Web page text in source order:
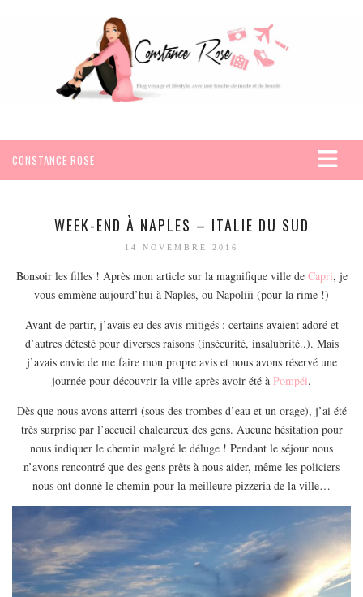
CONSTANCE ROSE
VOYAGES
SEYCHELLES
AMÉRIQUE
MEXIQUE
FRANCE
GRÈCE
HONGRIE
PAYS BAS
RÉPUBLIQUE TCHÈQUE
OCÉANIE
WEEK-END À NAPLES – ITALIE DU SUD
14 NOVEMBRE 2016
Bonsoir les filles ! Après mon article sur la magnifique ville de Capri, je
vous emmène aujourd’hui à Naples, ou Napoliii (pour la rime !)
Avant de partir, j’avais eu des avis mitigés : certains avaient adoré et
d’autres détesté pour diverses raisons (insécurité, insalubrité..). Mais
j’avais envie de me faire mon propre avis et nous avons réservé une
journée pour découvrir la ville après avoir été à Pompéi.
Dès que nous avons atterri (sous des trombes d’eau et un orage), j’ai été
très surprise par l’accueil chaleureux des gens. Aucune hésitation pour
nous indiquer le chemin malgré le déluge ! Pendant le séjour nous
n’avons rencontré que des gens prêts à nous aider, même les policiers
nous ont donné le chemin pour la meilleure pizzeria de la ville…